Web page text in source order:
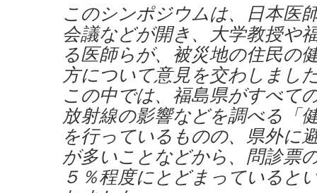
このシンポジウムは、日本医
会議などが開き、大学教授や
る医師らが、被災地の住民の
方について意見を交わしまし
この中では、福島県がすべて
放射線の影響などを調べる「
を行っているものの、県外に
が多いことなどから、問診票
５％程度にとどまっていると